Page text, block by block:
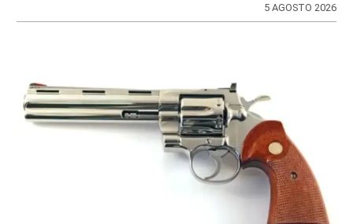
5 AGOSTO 2026